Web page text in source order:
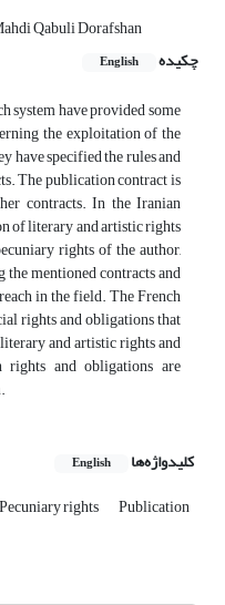
Qabuli Dorafshan
چکیده
English
system have provided some
the exploitation of the
have specified the rules and
The publication contract is
contracts. In the Iranian
of literary and artistic rights
rights of the author,
mentioned contracts and
in the field. The French
rights and obligations that
and artistic rights and
and obligations are
کلیدواژه‌ها English
Pecuniary rights Publication